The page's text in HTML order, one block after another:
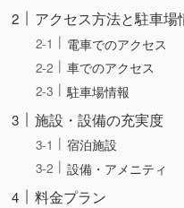
アクセス方法と駐車場
電車でのアクセス
車でのアクセス
駐車場情報
施設・設備の充実度
宿泊施設
設備・アメニティ
料金プラン